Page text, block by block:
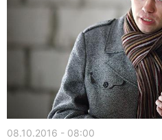
08.10.2016 - 08:00